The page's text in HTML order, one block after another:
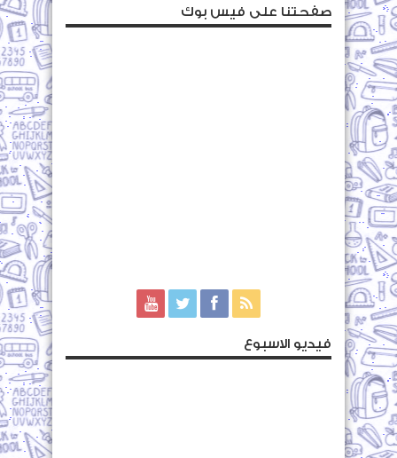
صفحتنا على فيس بوك
فيديو الاسبوع